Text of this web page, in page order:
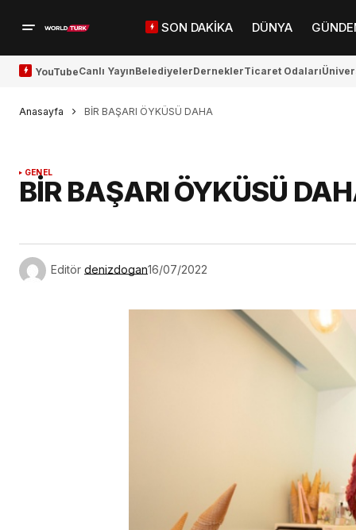
SON DAKİKA DÜNYA
YouTubeCanlı YayınBelediyelerDerneklerTicaret Odaları
Anasayfa BİR BAŞARI ÖYKÜSÜ DAHA
GENEL
BİR BAŞARI ÖYKÜSÜ
Editör denizdogan16/07/2022